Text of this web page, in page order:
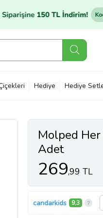
Hediye Hediye
Molped Her
Adet
269,99 TL
candarkids 9,3